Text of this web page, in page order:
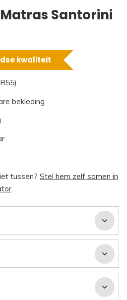
Santorini
kwaliteit
bekleding
tussen? Stel hem zelf samen in